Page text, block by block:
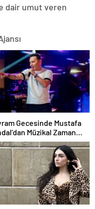
dair umut veren
Gecesinde Mustafa
Müzikal Zaman